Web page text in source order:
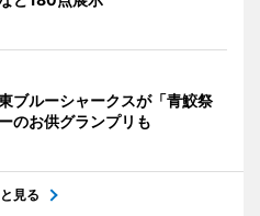
ブルーシャークスが「青鮫祭
のお供グランプリも
見る